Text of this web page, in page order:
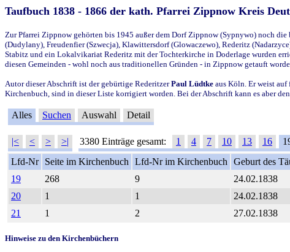
Taufbuch 1838 - 1866 der kath. Pfarrei Zippnow Kreis
Zur Pfarrei Zippnow gehörten bis 1945 außer dem Dorf Zippnow (Sypnywo) noch
(Dudylany), Freudenfier (Szwecja), Klawittersdorf (Glowaczewo), Rederitz
Stabitz und ein Lokalvikariat Rederitz mit der Tochterkirche in Doderlage wurden
diesen Gemeinden - wohl noch aus traditionellen Gründen - in Zippnow getauft
Autor dieser Abschrift ist der gebürtige RederitzerPaul Lüdtke aus Köln. Er weist
Kirchenbuch, sind in dieser Liste korrigiert worden. Bei der Abschrift kann es aber
Alles Suchen Auswahl Detail
|< < > >| 3380 Einträge gesamt: 1 4 7 10 13 16
Lfd-Nr
Seite im Kirchenbuch Lfd-Nr im Kirchenbuch Geburt des
19
268 9 24.02.1838
20
1 1 24.02.1838
21
1 2 27.02.1838
Hinweise zu den Kirchenbüchern